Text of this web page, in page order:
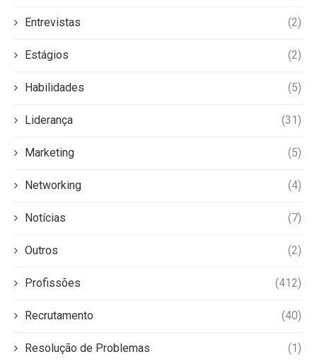
Entrevistas (2)
Estágios (2)
Habilidades (5)
Liderança (31)
Marketing (5)
Networking (4)
Notícias (7)
Outros (2)
Profissões (412)
Recrutamento (40)
Resolução de Problemas (1)